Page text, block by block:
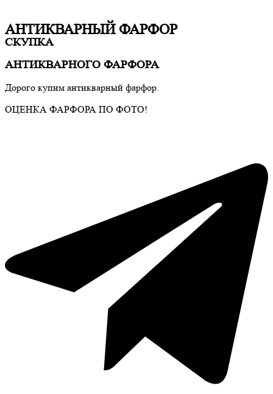
АНТИКВАРНЫЙ ФАРФОР
СКУПКА
АНТИКВАРНОГО ФАРФОРА
Дорого купим антикварный фарфор.
ОЦЕНКА ФАРФОРА ПО ФОТО!